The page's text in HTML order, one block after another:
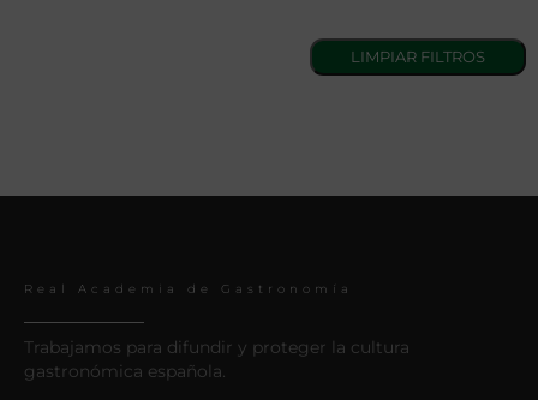
Real Academia de Gastronomía
Trabajamos para difundir y proteger la cultura
gastronómica española.